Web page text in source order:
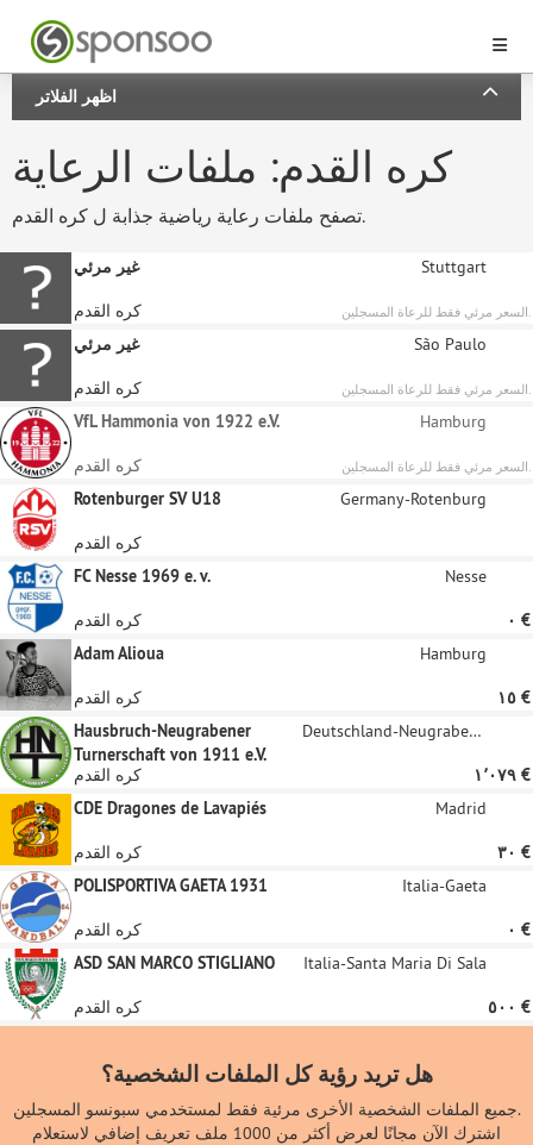
اظهر الفلاتر
كره القدم: ملفات الرعاية
تصفح ملفات رعاية رياضية جذابة ل كره القدم.
غير مرئي Stuttgart
كره القدم السعر مرئي فقط للرعاة المسجلين.
غير مرئي São Paulo
كره القدم السعر مرئي فقط للرعاة المسجلين.
VfL Hammonia von 1922 e.V. Hamburg
كره القدم السعر مرئي فقط للرعاة المسجلين.
Rotenburger SV U18 Germany-Rotenburg
كره القدم
FC Nesse 1969 e. v.
Nesse
كره القدم
‏٠ €
Adam Alioua
Hamburg
كره القدم
‏١٥ €
Hausbruch-Neugrabener
Turnerschaft von 1911 e.V.
Deutschland-Neugraben-Fischbek
كره القدم
‏١٬٠٧٩ €
CDE Dragones de Lavapiés
Madrid
كره القدم
‏٣٠ €
POLISPORTIVA GAETA 1931
Italia-Gaeta
كره القدم
‏٠ €
ASD SAN MARCO STIGLIANO
Italia-Santa Maria Di Sala
كره القدم ‏٥٠٠ €
هل تريد رؤية كل الملفات الشخصية؟
جميع الملفات الشخصية الأخرى مرئية فقط لمستخدمي سبونسو المسجلين.
اشترك الآن مجانًا لعرض أكثر من 1000 ملف تعريف إضافي لاستعلام